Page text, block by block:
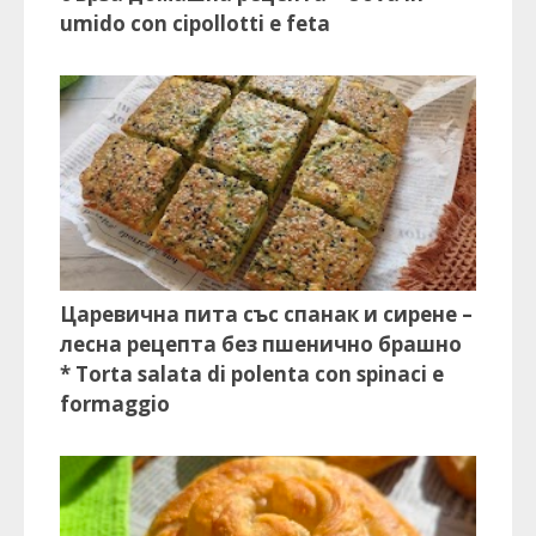
umido con cipollotti e feta
Царевична пита със спанак и сирене –
лесна рецепта без пшенично брашно
* Torta salata di polenta con spinaci e
formaggio